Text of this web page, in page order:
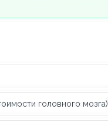
головного мозга)